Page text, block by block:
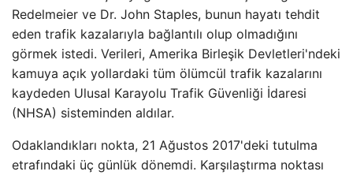
Redelmeier ve Dr. John Staples, bunun hayatı tehdit
eden trafik kazalarıyla bağlantılı olup olmadığını
görmek istedi. Verileri, Amerika Birleşik Devletleri'ndeki
kamuya açık yollardaki tüm ölümcül trafik kazalarını
kaydeden Ulusal Karayolu Trafik Güvenliği İdaresi
(NHSA) sisteminden aldılar.
Odaklandıkları nokta, 21 Ağustos 2017'deki tutulma
etrafındaki üç günlük dönemdi. Karşılaştırma noktası